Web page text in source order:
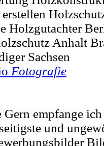
Holzgutachter
Anhalt
Sachsen
Fotografie
empfange
und